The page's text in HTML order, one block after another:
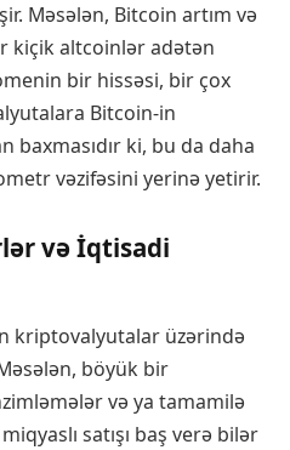
Məsələn, Bitcoin artım və
kiçik altcoinlər adətən
bir hissəsi, bir çox
Bitcoin-in
baxmasıdır ki, bu da daha
vəzifəsini yerinə yetirir.
və İqtisadi
kriptovalyutalar üzərində
böyük bir
və ya tamamilə
satışı baş verə bilər